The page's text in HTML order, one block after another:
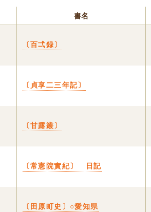
書名
〔百弌録〕
〔貞享二三年記〕
〔甘露叢〕
〔常憲院實紀〕 日記
〔田原町史〕○愛知県